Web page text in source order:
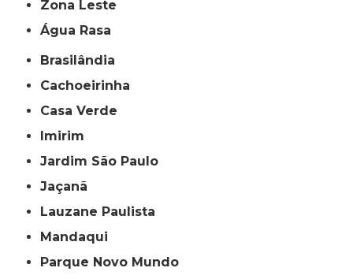
Zona Leste
Água Rasa
Brasilândia
Cachoeirinha
Casa Verde
Imirim
Jardim São Paulo
Jaçanã
Lauzane Paulista
Mandaqui
Parque Novo Mundo